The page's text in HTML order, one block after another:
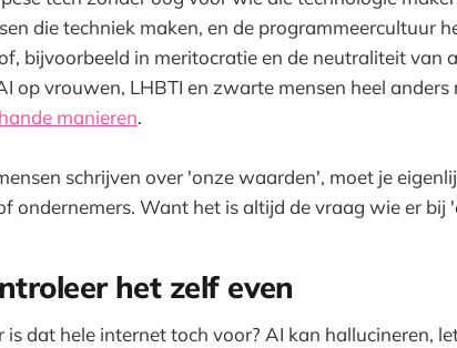
die techniek maken, en de programmeercultuur
bijvoorbeeld in meritocratie en de neutraliteit van
op vrouwen, LHBTI en zwarte mensen heel
manieren.
schrijven over 'onze waarden', moet je
ondernemers. Want het is altijd de vraag wie er bij
het zelf even
is dat hele internet toch voor? AI kan hallucineren,